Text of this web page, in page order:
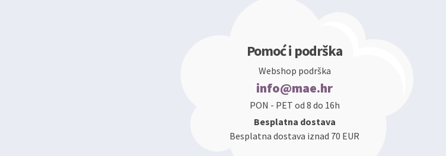
Pomoć i podrška
Webshop podrška
info@mae.hr
PON - PET od 8 do 16h
Besplatna dostava
Besplatna dostava iznad 70 EUR